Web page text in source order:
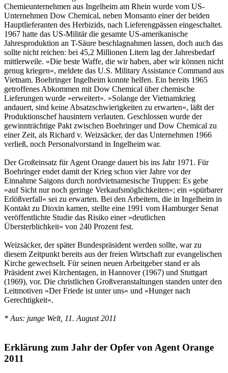
Chemieunternehmen aus Ingelheim am Rhein wurde vom US-
Unternehmen Dow Chemical, neben Monsanto einer der beiden
Hauptlieferanten des Herbizids, nach Lieferengpässen eingeschaltet.
1967 hatte das US-Militär die gesamte US-amerikanische
Jahresproduktion an T-Säure beschlagnahmen lassen, doch auch das
sollte nicht reichen: bei 45,2 Millionen Litern lag der Jahresbedarf
mittlerweile. »Die beste Waffe, die wir haben, aber wir können nicht
genug kriegen«, meldete das U.S. Military Assistance Command aus
Vietnam. Boehringer Ingelheim konnte helfen. Ein bereits 1965
getroffenes Abkommen mit Dow Chemical über chemische
Lieferungen wurde »erweitert«. »Solange der Vietnamkrieg
andauert, sind keine Absatzschwierigkeiten zu erwarten«, läßt der
Produktionschef hausintern verlauten. Geschlossen wurde der
gewinnträchtige Pakt zwischen Boehringer und Dow Chemical zu
einer Zeit, als Richard v. Weizsäcker, der das Unternehmen 1966
verließ, noch Personalvorstand in Ingelheim war.
Der Großeinsatz für Agent Orange dauert bis ins Jahr 1971. Für
Boehringer endet damit der Krieg schon vier Jahre vor der
Einnahme Saigons durch nordvietnamesische Truppen: Es gebe
»auf Sicht nur noch geringe Verkaufsmöglichkeiten«; ein »spürbarer
Erlößverfall« sei zu erwarten. Bei den Arbeitern, die in Ingelheim in
Kontakt zu Dioxin kamen, stellte eine 1991 vom Hamburger Senat
veröffentlichte Studie das Risiko einer »deutlichen
Übersterblichkeit« von 240 Prozent fest.
Weizsäcker, der später Bundespräsident werden sollte, war zu
diesem Zeitpunkt bereits aus der freien Wirtschaft zur evangelischen
Kirche gewechselt. Für seinen neuen Arbeitgeber stand er als
Präsident zwei Kirchentagen, in Hannover (1967) und Stuttgart
(1969), vor. Die christlichen Großveranstaltungen standen unter den
Leitmotiven »Der Friede ist unter uns« und »Hunger nach
Gerechtigkeit«.
* Aus: junge Welt, 11. August 2011
Erklärung zum Jahr der Opfer von Agent Orange
2011